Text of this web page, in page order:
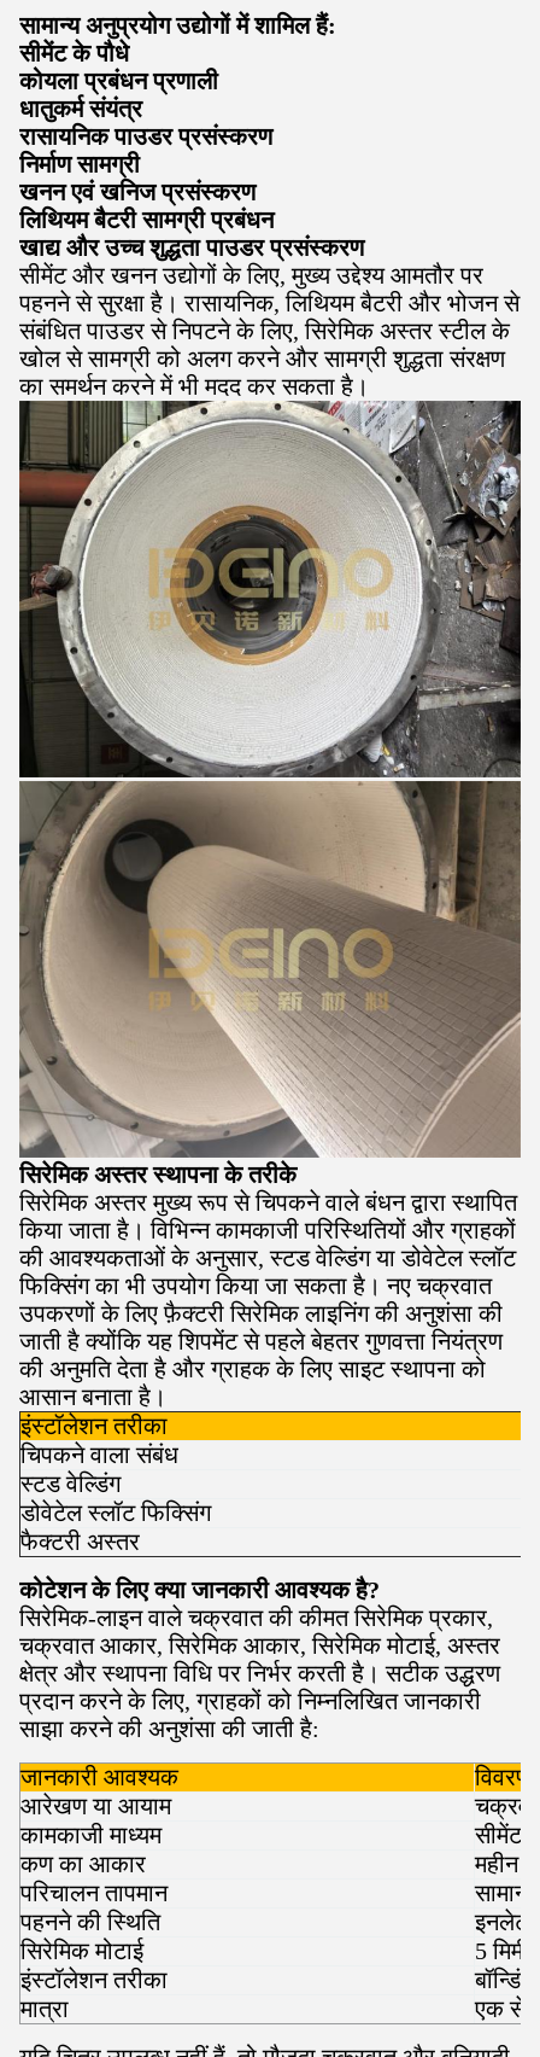
सामान्य अनुप्रयोग उद्योगों में शामिल हैं:
सीमेंट के पौधे
कोयला प्रबंधन प्रणाली
धातुकर्म संयंत्र
रासायनिक पाउडर प्रसंस्करण
निर्माण सामग्री
खनन एवं खनिज प्रसंस्करण
लिथियम बैटरी सामग्री प्रबंधन
खाद्य और उच्च शुद्धता पाउडर प्रसंस्करण
सीमेंट और खनन उद्योगों के लिए, मुख्य उद्देश्य आमतौर पर
पहनने से सुरक्षा है। रासायनिक, लिथियम बैटरी और भोजन से
संबंधित पाउडर से निपटने के लिए, सिरेमिक अस्तर स्टील के
खोल से सामग्री को अलग करने और सामग्री शुद्धता संरक्षण
का समर्थन करने में भी मदद कर सकता है।
सिरेमिक अस्तर स्थापना के तरीके
सिरेमिक अस्तर मुख्य रूप से चिपकने वाले बंधन द्वारा स्थापित
किया जाता है। विभिन्न कामकाजी परिस्थितियों और ग्राहकों
की आवश्यकताओं के अनुसार, स्टड वेल्डिंग या डोवेटेल स्लॉट
फिक्सिंग का भी उपयोग किया जा सकता है। नए चक्रवात
उपकरणों के लिए फ़ैक्टरी सिरेमिक लाइनिंग की अनुशंसा की
जाती है क्योंकि यह शिपमेंट से पहले बेहतर गुणवत्ता नियंत्रण
की अनुमति देता है और ग्राहक के लिए साइट स्थापना को
आसान बनाता है।
इंस्टॉलेशन तरीका
चिपकने वाला संबंध
स्टड वेल्डिंग
डोवेटेल स्लॉट फिक्सिंग
फैक्टरी अस्तर
कोटेशन के लिए क्या जानकारी आवश्यक है?
सिरेमिक-लाइन वाले चक्रवात की कीमत सिरेमिक प्रकार,
चक्रवात आकार, सिरेमिक आकार, सिरेमिक मोटाई, अस्तर
क्षेत्र और स्थापना विधि पर निर्भर करती है। सटीक उद्धरण
प्रदान करने के लिए, ग्राहकों को निम्नलिखित जानकारी
साझा करने की अनुशंसा की जाती है:
जानकारी आवश्यक
विवरण
आरेखण या आयाम
कामकाजी माध्यम
सीमेंट
कण का आकार
महीन
परिचालन तापमान
पहनने की स्थिति
इनलेट,
सिरेमिक मोटाई
5
इंस्टॉलेशन तरीका
मात्रा
एक सेट